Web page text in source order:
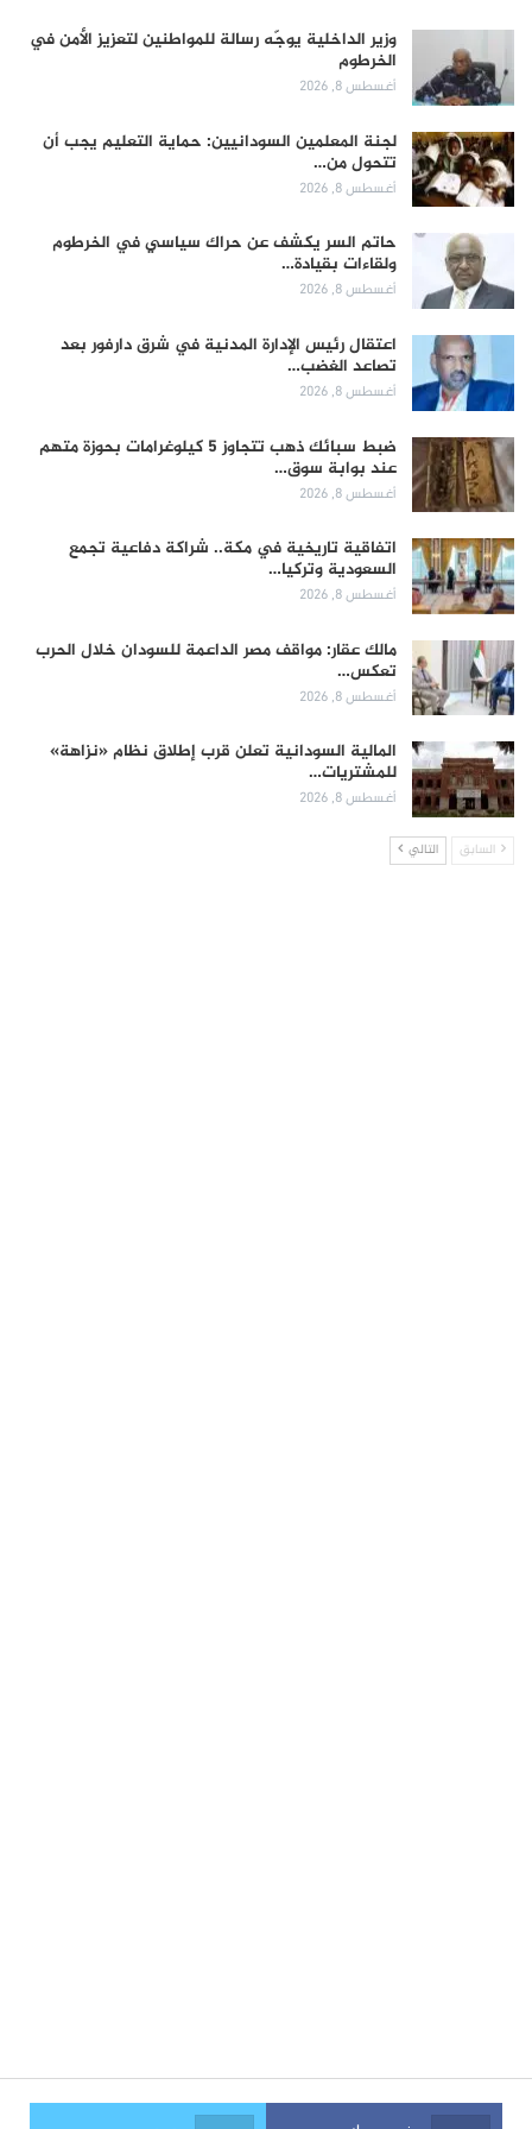
وزير الداخلية يوجّه رسالة للمواطنين لتعزيز الأمن في
الخرطوم
أغسطس 8, 2026
لجنة المعلمين السودانيين: حماية التعليم يجب أن
تتحول من…
أغسطس 8, 2026
حاتم السر يكشف عن حراك سياسي في الخرطوم
ولقاءات بقيادة…
أغسطس 8, 2026
اعتقال رئيس الإدارة المدنية في شرق دارفور بعد
تصاعد الغضب…
أغسطس 8, 2026
ضبط سبائك ذهب تتجاوز 5 كيلوغرامات بحوزة متهم
عند بوابة سوق…
أغسطس 8, 2026
اتفاقية تاريخية في مكة.. شراكة دفاعية تجمع
السعودية وتركيا…
أغسطس 8, 2026
مالك عقار: مواقف مصر الداعمة للسودان خلال الحرب
تعكس…
أغسطس 8, 2026
المالية السودانية تعلن قرب إطلاق نظام «نزاهة»
للمشتريات…
أغسطس 8, 2026
السابق التالي